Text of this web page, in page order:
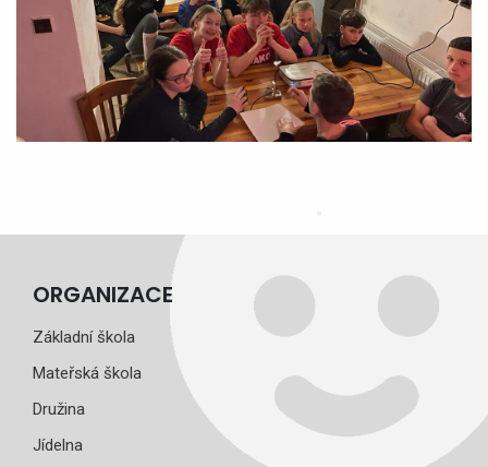
ORGANIZACE
Základní škola
Mateřská škola
Družina
Jídelna